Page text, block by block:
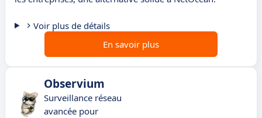
Voir plus de détails
En savoir plus
Observium
Surveillance réseau
avancée pour